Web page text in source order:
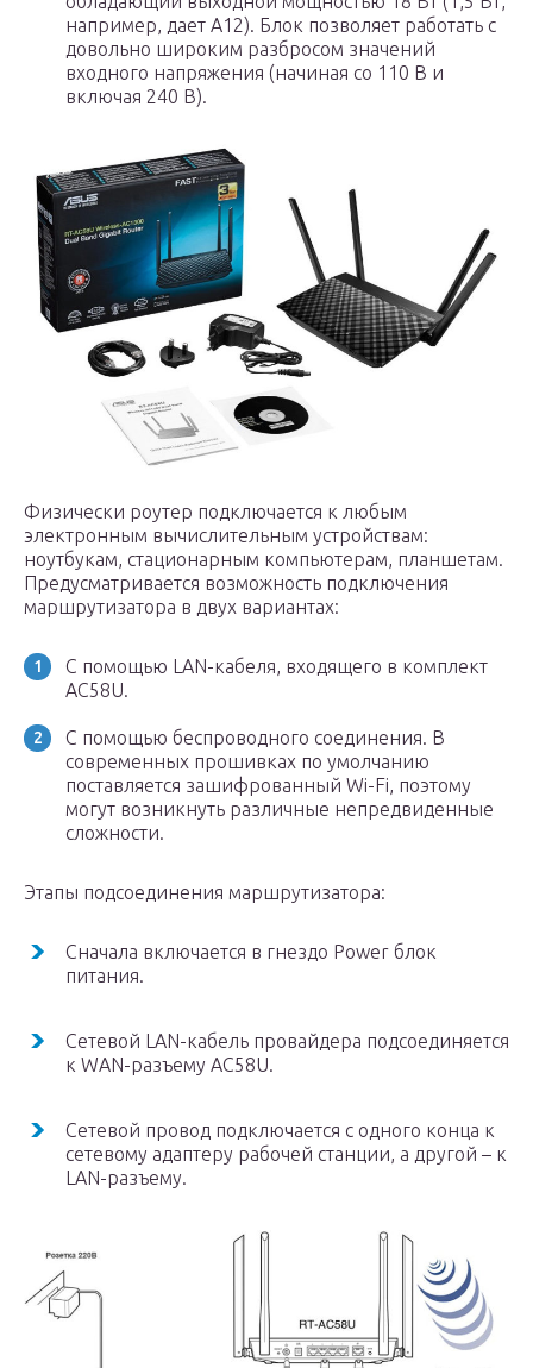
например, дает А12). Блок позволяет работать с
довольно широким разбросом значений
входного напряжения (начиная со 110 В и
включая 240 В).
Физически роутер подключается к любым
электронным вычислительным устройствам:
ноутбукам, стационарным компьютерам, планшетам.
Предусматривается возможность подключения
маршрутизатора в двух вариантах:
С помощью LAN-кабеля, входящего в комплект
AC58U.
С помощью беспроводного соединения. В
современных прошивках по умолчанию
поставляется зашифрованный Wi-Fi, поэтому
могут возникнуть различные непредвиденные
сложности.
Этапы подсоединения маршрутизатора:
Сначала включается в гнездо Power блок
питания.
Сетевой LAN-кабель провайдера подсоединяется
к WAN-разъему AC58U.
Сетевой провод подключается с одного конца к
сетевому адаптеру рабочей станции, а другой – к
LAN-разъему.